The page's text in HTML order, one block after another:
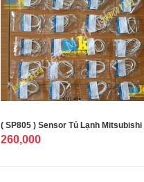
( SP805 ) Sensor Tủ Lạnh Mitsubishi
260,000